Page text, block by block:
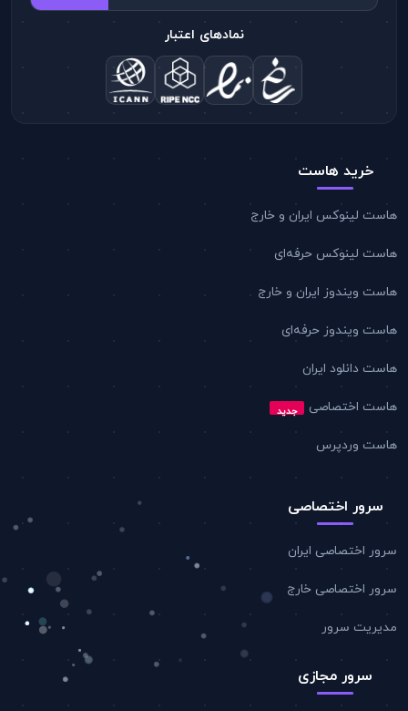
خرید هاست
هاست لینوکس ایران و خارج
هاست لینوکس حرفه‌ای
هاست ویندوز ایران و خارج
هاست ویندوز حرفه‌ای
هاست دانلود ایران
هاست اختصاصی جدید
هاست وردپرس
سرور اختصاصی
سرور اختصاصی ایران
سرور اختصاصی خارج
مدیریت سرور
سرور مجازی
نمادهای اعتبار